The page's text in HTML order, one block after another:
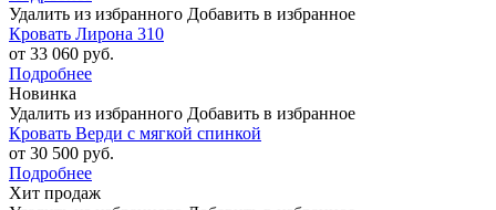
Удалить из избранного Добавить в избранное
Кровать Лирона 310
от 33 060 руб.
Подробнее
Новинка
Удалить из избранного Добавить в избранное
Кровать Верди с мягкой спинкой
от 30 500 руб.
Подробнее
Хит продаж